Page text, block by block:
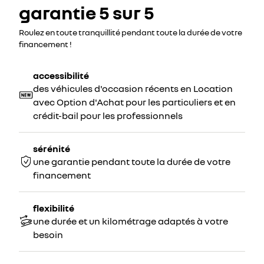
garantie 5 sur 5
Roulez en toute tranquillité pendant toute la durée de votre
financement !
accessibilité
des véhicules d'occasion récents en Location
avec Option d'Achat pour les particuliers et en
crédit-bail pour les professionnels
sérénité
une garantie pendant toute la durée de votre
financement
flexibilité
une durée et un kilométrage adaptés à votre
besoin